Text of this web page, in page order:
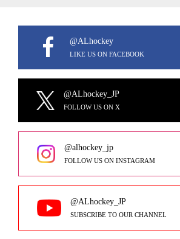
@ALhockey
LIKE US ON FACEBOOK
@ALhockey_JP
FOLLOW US ON X
@alhockey_jp
FOLLOW US ON INSTAGRAM
@ALhockey_JP
SUBSCRIBE TO OUR CHANNEL